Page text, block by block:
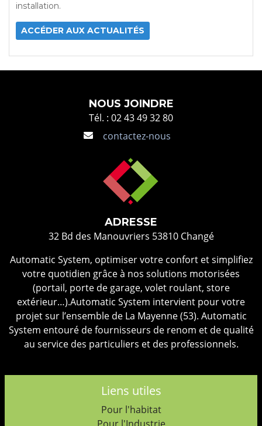
installation.
ACCÉDER AUX ACTUALITÉS
NOUS JOINDRE
Tél. : 02 43 49 32 80
contactez-nous
ADRESSE
32 Bd des Manouvriers 53810 Changé
Automatic System, optimiser votre confort et simplifiez
votre quotidien grâce à nos solutions motorisées
(portail, porte de garage, volet roulant, store
extérieur…).Automatic System intervient pour votre
projet sur l’ensemble de La Mayenne (53). Automatic
System entouré de fournisseurs de renom et de qualité
au service des particuliers et des professionnels.
Liens utiles
Pour l'habitat